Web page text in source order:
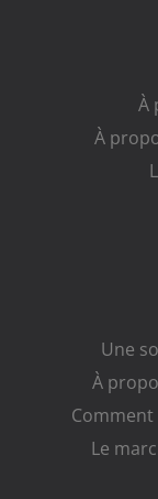
À
À
Une
À
Le